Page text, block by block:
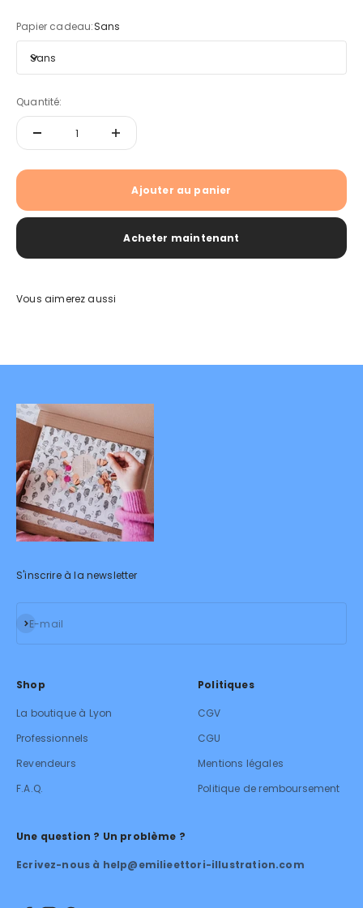
Papier cadeau:Sans
Sans
Quantité:
Ajouter au panier
Acheter maintenant
S'inscrire à la newsletter
E-mail
S'inscrire
Shop
La boutique à Lyon
Professionnels
Revendeurs
F.A.Q.
Politiques
CGV
CGU
Mentions légales
Politique de remboursement
Une question ? Un problème ?
Ecrivez-nous à help@emilieettori-illustration.com